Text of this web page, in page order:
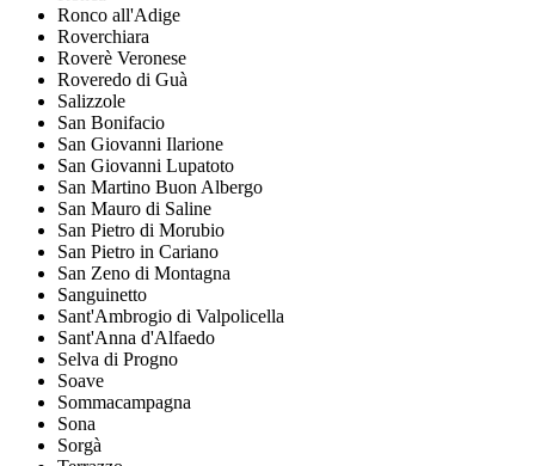
Ronco all'Adige
Roverchiara
Roverè Veronese
Roveredo di Guà
Salizzole
San Bonifacio
San Giovanni Ilarione
San Giovanni Lupatoto
San Martino Buon Albergo
San Mauro di Saline
San Pietro di Morubio
San Pietro in Cariano
San Zeno di Montagna
Sanguinetto
Sant'Ambrogio di Valpolicella
Sant'Anna d'Alfaedo
Selva di Progno
Soave
Sommacampagna
Sona
Sorgà